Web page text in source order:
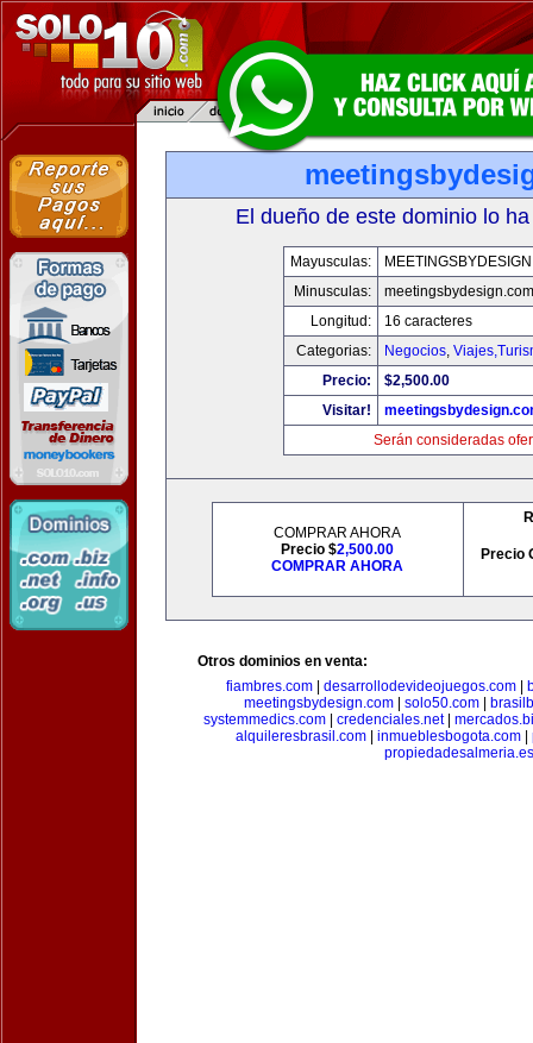
El dueño de este dominio lo
Mayusculas:
Minusculas:
meetingsbydesign.com
Longitud:
16 caracteres
Categorias:
Negocios,
Precio:
$2,500.00
Visitar!
Serán consideradas
COMPRAR AHORA
Precio $2,500.00
COMPRAR AHORA
Precio
Otros dominios en venta:
fiambres.com| desarrollodevideojuegos.com|
meetingsbydesign.com
solo50.com
systemmedics.com| credenciales.net|
alquileresbrasil.com| inmueblesbogota.com|
propiedadesalmeria.es